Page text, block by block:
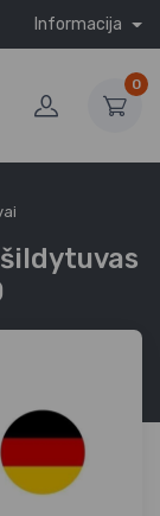
Informacija
0